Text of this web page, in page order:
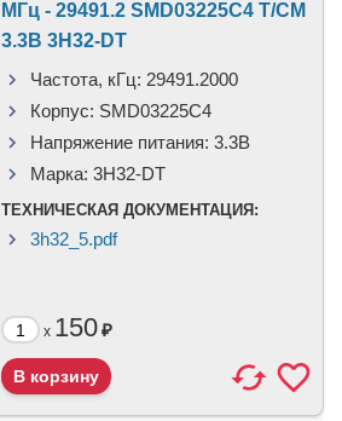
МГц - 29491.2 SMD03225C4 T/CM
3.3В 3H32-DT
Частота, кГц: 29491.2000
Корпус: SMD03225C4
Напряжение питания: 3.3В
Марка: 3H32-DT
ТЕХНИЧЕСКАЯ ДОКУМЕНТАЦИЯ:
3h32_5.pdf
x 150₽